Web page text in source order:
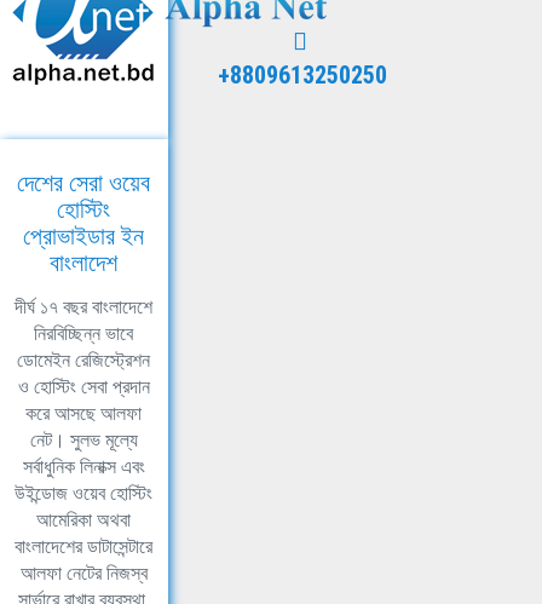
+8809613250250
দেশের সেরা ওয়েব
হোস্টিং
প্রোভাইডার ইন
বাংলাদেশ
দীর্ঘ ১৭ বছর বাংলাদেশে
নিরবিচ্ছিন্ন ভাবে
ডোমেইন রেজিস্ট্রেশন
ও হোস্টিং সেবা প্রদান
করে আসছে আলফা
নেট। সুলভ মূল্যে
সর্বাধুনিক লিনাক্স এবং
উইন্ডোজ ওয়েব হোস্টিং
আমেরিকা অথবা
বাংলাদেশের ডাটাসেন্টারে
আলফা নেটের নিজস্ব